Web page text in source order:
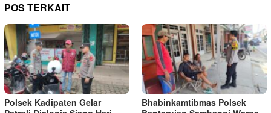
POS TERKAIT
Polsek Kadipaten Gelar
Bhabinkamtibmas Polsek